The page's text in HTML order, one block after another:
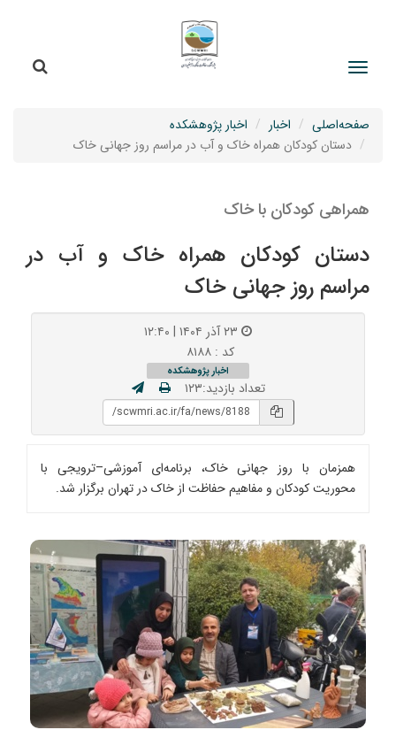
صفحه‌اصلی اخبار
اخبار پژوهشکده
دستان کودکان همراه خاک و آب در مراسم روز جهانی خاک
همراهی کودکان با خاک
دستان کودکان همراه خاک و آب در
مراسم روز جهانی خاک
کد : ۸۱۸۸
اخبار پژوهشکده
تعداد بازدید:۱۲۳
همزمان با روز جهانی خاک، برنامه‌ای آموزشی–ترویجی با
محوریت کودکان و مفاهیم حفاظت از خاک در تهران برگزار شد.